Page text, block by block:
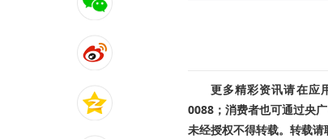
更多精彩资讯请在应
0088；消费者也可通过央
未经授权不得转载。转载